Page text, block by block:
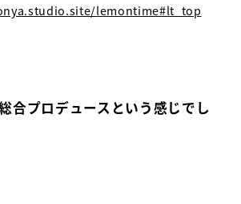
lemontime#lt_top
プロデュースという感じでし